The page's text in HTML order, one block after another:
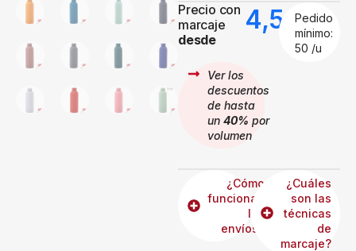
Precio con
marcaje
desde
4,56€
Pedido
mínimo:
50 /u
Ver los
descuentos
de hasta
un 40% por
volumen
¿Cómo
funcionan
los
envíos?
¿Cuáles
son las
técnicas
de
marcaje?